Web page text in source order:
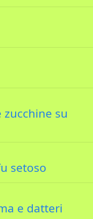
su
setoso
e datteri